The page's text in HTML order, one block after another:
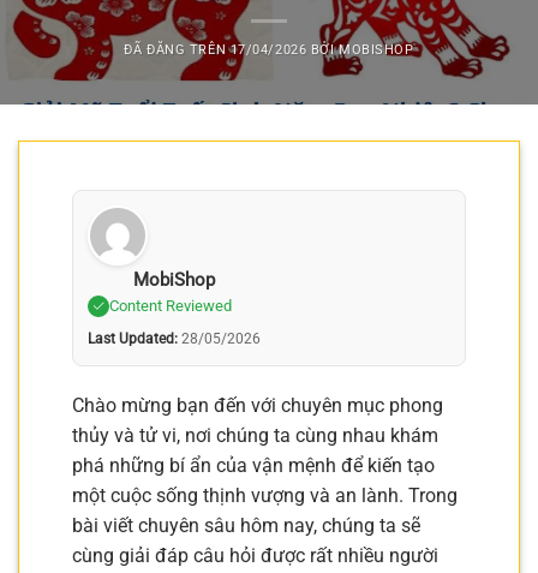
ĐÃ ĐĂNG TRÊN17/04/2026 BỞIMOBISHOP
MobiShop
Content Reviewed
Last Updated: 28/05/2026
Chào mừng bạn đến với chuyên mục phong
thủy và tử vi, nơi chúng ta cùng nhau khám
phá những bí ẩn của vận mệnh để kiến tạo
một cuộc sống thịnh vượng và an lành. Trong
bài viết chuyên sâu hôm nay, chúng ta sẽ
cùng giải đáp câu hỏi được rất nhiều người